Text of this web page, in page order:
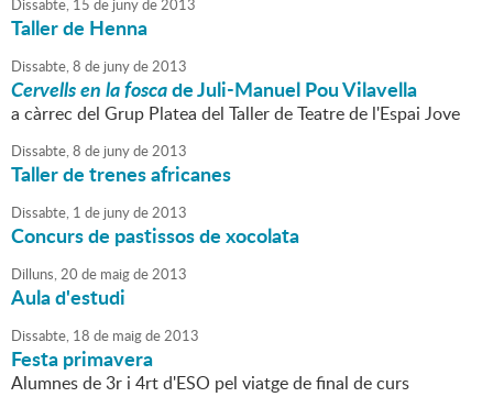
Dissabte, 15 de junyde2013
Taller de Henna
Dissabte,8 de junyde2013
Cervells en la foscade Juli-Manuel Pou Vilavella
a càrrec del Grup Platea del Taller de Teatre de l'Espai Jove
Dissabte,8 de junyde2013
Taller de trenes africanes
Dissabte, 1 de junyde2013
Concurs de pastissos de xocolata
Dilluns,20 de maigde2013
Aula d'estudi
Dissabte, 18 de maigde2013
Festa primavera
Alumnes de 3r i 4rt d'ESO pel viatge de final de curs